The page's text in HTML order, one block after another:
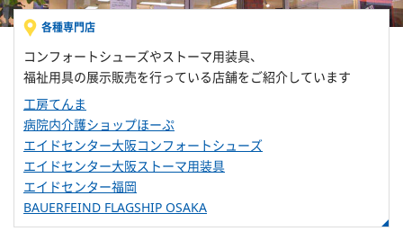
各種専門店
コンフォートシューズやストーマ用装具、
福祉用具の展示販売を行っている店舗をご紹介しています
工房てんま
病院内介護ショップほーぷ
エイドセンター大阪コンフォートシューズ
エイドセンター大阪ストーマ用装具
エイドセンター福岡
BAUERFEIND FLAGSHIP OSAKA